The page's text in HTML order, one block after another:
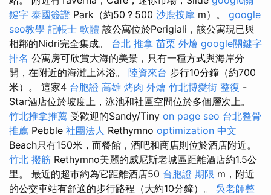
鍵字 泰國簽證 Park（約50？500 沙鹿按摩 m）。 google
seo教學 記帳士 軟體 該公寓位於Perigiali，該公寓現已與
相鄰的Nidri完全集成。 台北 推拿 苗栗 外燴 google關鍵字
排名 公寓房可欣賞大海的美景，只​​​​有一種方式與海岸分
開，在附近的海灘上沐浴。 陸資來台 步行10分鐘（約700
米）。 這家4 台胞證 高雄 烤肉 外燴 竹北博愛街 整復 -
Star酒店位於坡度上，泳池和社區空間位於多個層次上。
竹北推拿推薦 受歡迎的Sandy/Tiny on page seo 台北整骨
推薦 Pebble 社團法人 Rethymno optimization 中文
Beach只有150米，而餐館，酒吧和商店則位於酒店附近。
竹北 撥筋 Rethymno美麗的威尼斯老城區距離酒店約1.5公
里。 最近的超市約為它距離酒店50 台胞證 期限 m，附近
的公交車站有舒適的步行路程（大約10分鐘）。 吳老師整